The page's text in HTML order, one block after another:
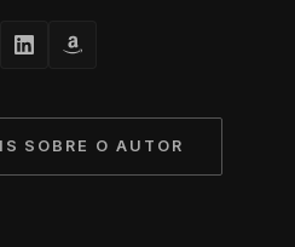
SOBRE O AUTOR